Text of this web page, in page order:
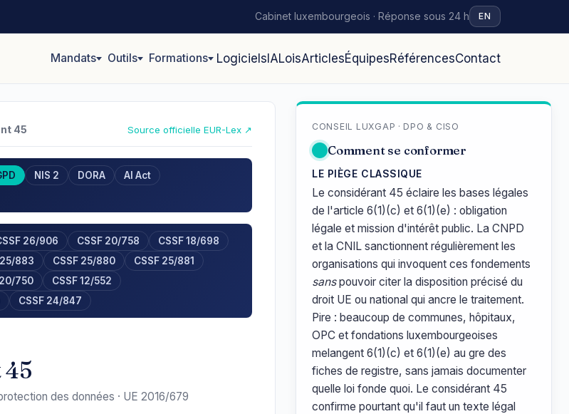
Cabinet luxembourgeois · Réponse sous 24 h EN
Mandats Outils Formations Logiciels IALoisArticlesÉquipesRéférencesContact
45 Source officielle EUR-Lex ↗
NIS 2 DORA
AI Act
26/906 CSSF 20/758
CSSF 18/698
883 CSSF 25/880
CSSF 25/881
750
CSSF 12/552
CSSF 24/847
des données · UE 2016/679
CONSEIL LUXGAP · DPO & CISO
Comment se conformer
LE PIÈGE CLASSIQUE
Le considérant 45 éclaire les bases légales
de l'article 6(1)(c) et 6(1)(e) : obligation
légale et mission d'intérêt public. La CNPD
et la CNIL sanctionnent régulièrement les
organisations qui invoquent ces fondements
sanspouvoir citer la disposition précisé du
droit UE ou national qui ancre le traitement.
Pire : beaucoup de communes, hôpitaux,
OPC et fondations luxembourgeoises
melangent 6(1)(c) et 6(1)(e) au gre des
fiches de registre, sans jamais documenter
quelle loi fonde quoi. Le considérant 45
confirme pourtant qu'il faut un texte légal